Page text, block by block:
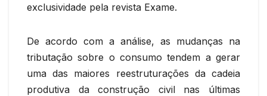
exclusividade pela revista Exame.
De acordo com a análise, as mudanças na
tributação sobre o consumo tendem a gerar
uma das maiores reestruturações da cadeia
produtiva da construção civil nas últimas